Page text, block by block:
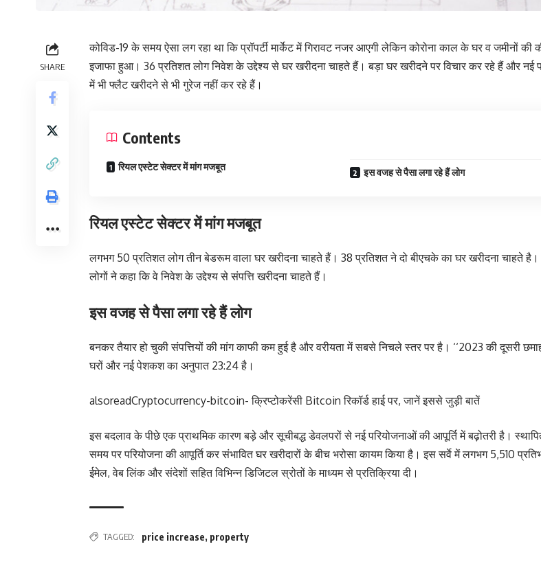
SHARE
कोविड-19 के समय ऐसा लग रहा था कि प्रॉपर्टी मार्केट में गिरावट नजर आएगी लेकिन कोरोना काल के घर व जमीनों की
इजाफा हुआ। 36 प्रतिशत लोग निवेश के उद्देश्य से घर खरीदना चाहते हैं। बड़ा घर खरीदने पर विचार कर रहे हैं और नई
में भी फ्लैट खरीदने से भी गुरेज नहीं कर रहे हैं।
Contents
रियल एस्टेट सेक्टर में मांग मजबूत इस वजह से पैसा लगा रहे हैं लोग
रियल एस्टेट सेक्टर में मांग मजबूत
लगभग 50 प्रतिशत लोग तीन बेडरूम वाला घर खरीदना चाहते हैं। 38 प्रतिशत ने दो बीएचके का घर खरीदना चाहते
लोगों ने कहा कि वे निवेश के उद्देश्य से संपत्ति खरीदना चाहते हैं।
इस वजह से पैसा लगा रहे हैं लोग
बनकर तैयार हो चुकी संपत्तियों की मांग काफी कम हुई है और वरीयता में सबसे निचले स्तर पर है। ‘‘2023 की दूसरी
घरों और नई पेशकश का अनुपात 23:24 है।
alsoreadCryptocurrency-bitcoin- क्रिप्टोकरेंसी Bitcoin रिकॉर्ड हाई पर, जानें इससे जुड़ी बातें
इस बदलाव के पीछे एक प्राथमिक कारण बड़े और सूचीबद्ध डेवलपरों से नई परियोजनाओं की आपूर्ति में बढ़ोतरी है।
समय पर परियोजना की आपूर्ति कर संभावित घर खरीदारों के बीच भरोसा कायम किया है। इस सर्वे में लगभग 5,510
ईमेल, वेब लिंक और संदेशों सहित विभिन्न डिजिटल स्रोतों के माध्यम से प्रतिक्रिया दी।
TAGGED: price increase, property